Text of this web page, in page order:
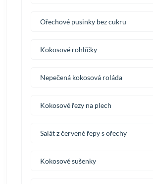
Ořechové pusinky bez cukru
Kokosové rohlíčky
Nepečená kokosová roláda
Kokosové řezy na plech
Salát z červené řepy s ořechy
Kokosové sušenky